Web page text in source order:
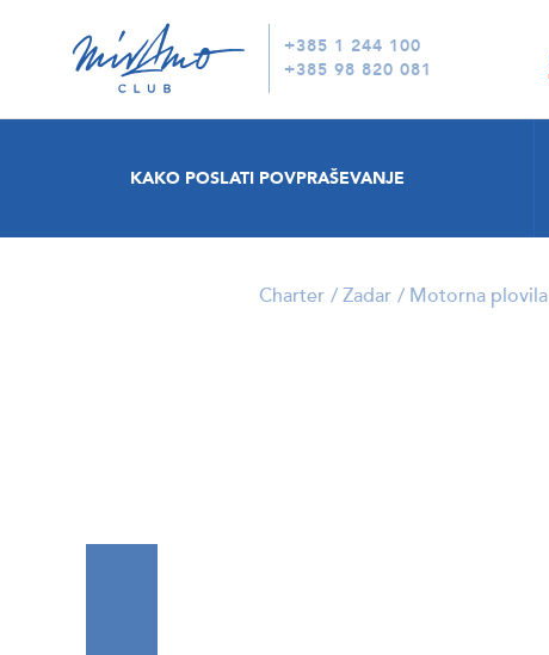
+385 1 244 100
+385 98 820 081
KAKO POSLATI POVPRAŠEVANJE
Charter Zadar Motorna plovila